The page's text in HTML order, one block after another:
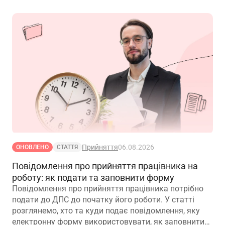
ОНОВЛЕНО СТАТТЯ Прийняття06.08.2026
Повідомлення про прийняття працівника на
роботу: як подати та заповнити форму
Повідомлення про прийняття працівника потрібно
подати до ДПС до початку його роботи. У статті
розглянемо, хто та куди подає повідомлення, яку
електронну форму використовувати, як заповнити